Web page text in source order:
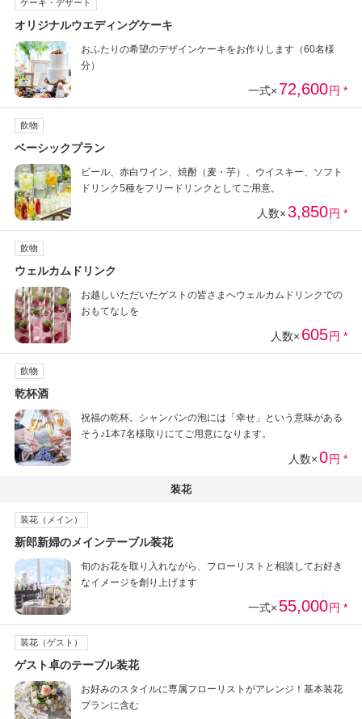
ケーキ・デザート
オリジナルウエディングケーキ
おふたりの希望のデザインケーキをお作りします（60名様
分）
一式× 72,600円 *
飲物
ベーシックプラン
ビール、赤白ワイン、焼酎（麦・芋）、ウイスキー、ソフト
ドリンク5種をフリードリンクとしてご用意。
人数×3,850円 *
飲物
ウェルカムドリンク
お越しいただいたゲストの皆さまへウェルカムドリンクでの
おもてなしを
人数× 605円 *
飲物
乾杯酒
祝福の乾杯。シャンパンの泡には「幸せ」という意味がある
そう♪1本7名様取りにてご用意になります。
人数×0円 *
装花
装花（メイン）
新郎新婦のメインテーブル装花
旬のお花を取り入れながら、フローリストと相談してお好き
なイメージを創り上げます
一式× 55,000円 *
装花（ゲスト）
ゲスト卓のテーブル装花
お好みのスタイルに専属フローリストがアレンジ！基本装花
プランに含む